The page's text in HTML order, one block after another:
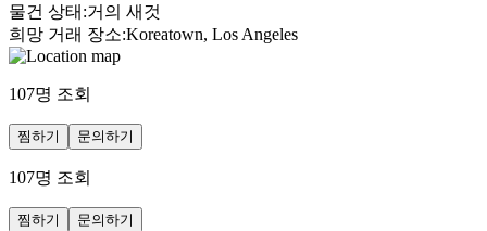
물건 상태 :거의 새것
희망 거래 장소:Koreatown, Los Angeles
107명 조회
찜하기 문의하기
107명 조회
찜하기 문의하기